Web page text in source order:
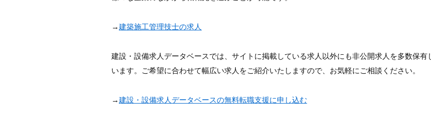
→建築施工管理技士の求人
建設・設備求人データベースでは、サイトに掲載している求人以外にも非公開求人を多数保有
います。ご希望に合わせて幅広い求人をご紹介いたしますので、お気軽にご相談ください。
→建設・設備求人データベースの無料転職支援に申し込む